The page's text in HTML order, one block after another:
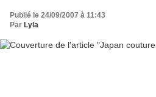
Publié le 24/09/2007 à 11:43
Par Lyla